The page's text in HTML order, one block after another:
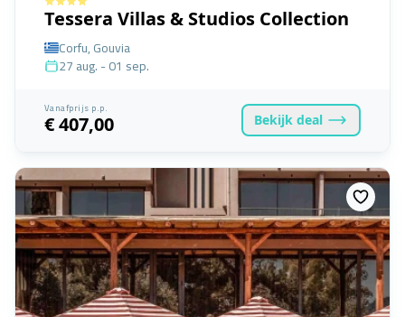
Tessera Villas & Studios Collection
Corfu, Gouvia
27 aug. - 01 sep.
Vanafprijs p.p.
€ 407,00 Bekijk deal